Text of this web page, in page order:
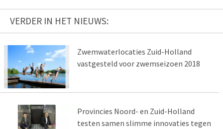
VERDER IN HET NIEUWS:
Zwemwaterlocaties Zuid-Holland
vastgesteld voor zwemseizoen 2018
Provincies Noord- en Zuid-Holland
testen samen slimme innovaties tegen